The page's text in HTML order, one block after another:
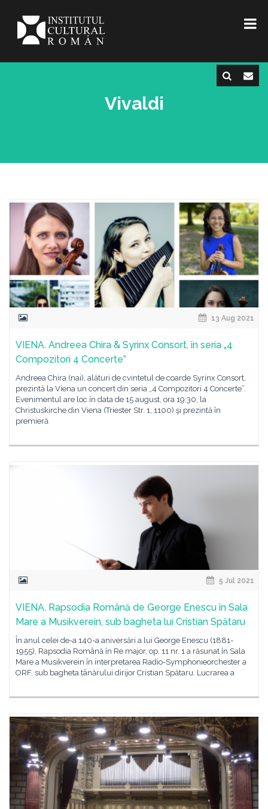
Vivaldi
13 Aug 2021
VIENA. Andreea Chira & Syrinx Consort, în seria „4
Compozitori 4 Concerte”
Andreea Chira (nai), alături de cvintetul de coarde Syrinx Consort,
prezintă la Viena un concert din seria „4 Compozitori 4 Concerte”.
Evenimentul are loc în data de 15 august, ora 19:30, la
Christuskirche din Viena (Triester Str. 1, 1100) şi prezintă în
premieră
5 Jul 2021
VIENA. Rapsodia Română de George Enescu în Sala
Mare a Musikverein, sub bagheta lui Cristian Spătaru
În anul celei de-a 140-a aniversări a lui George Enescu (1881-
1955), Rapsodia Română în Re major, op. 11 nr. 1 a răsunat în Sala
Mare a Musikverein în interpretarea Radio-Symphonieorchester a
ORF, sub bagheta tânărului dirijor Cristian Spătaru. Lucrarea a